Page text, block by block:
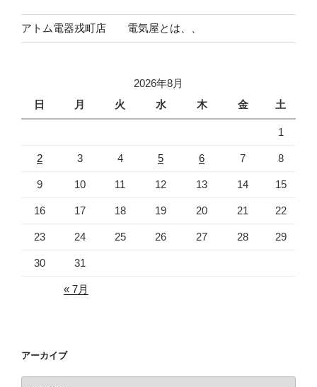
アトム電器戎町店 電気屋とは、、
2026年8月
日
月 火 水 木 金 土
1
2 3 4 5 6 7 8
9 10 11 12 13 14 15
16 17 18 19 20 21 22
23 24 25 26 27 28 29
30 31
« 7月
アーカイブ